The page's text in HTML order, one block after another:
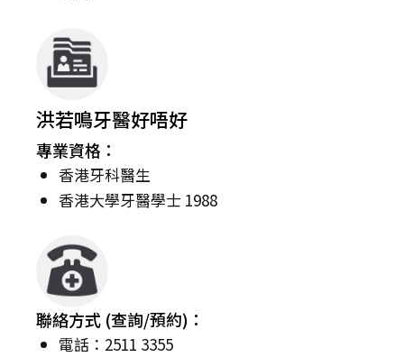
洪若鳴牙醫好唔好
專業資格：
香港牙科醫生
香港大學牙醫學士 1988
聯絡方式 (查詢/預約)：
電話：2511 3355